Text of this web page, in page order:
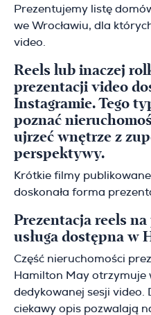
Prezentujemy listę
we Wrocławiu, dla
video.
Reels lub inaczej
prezentacji video
Instagramie. Tego
poznać
ujrzeć wnętrze z
perspektywy.
Krótkie filmy
doskonała forma
Prezentacja reels
usługa dostępna w
Część nieruchomości
Hamilton May otrzymuje
dedykowanej sesji video.
ciekawy opis pozwalają